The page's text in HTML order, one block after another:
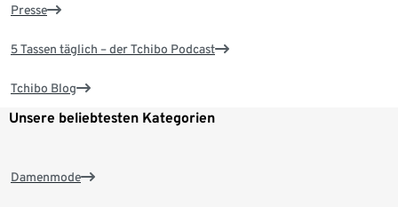
Presse
5 Tassen täglich – der Tchibo Podcast
Tchibo Blog
Unsere beliebtesten Kategorien
Damenmode